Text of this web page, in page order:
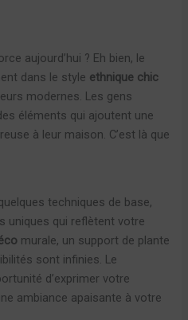
aujourd’hui ? Eh bien, le
dans le style ethnique chic
modernes. Les gens
éléments qui ajoutent une
à leur maison. C’est là que
techniques de base,
uniques qui reflètent votre
murale, un support de plante
sont infinies. Le
d’exprimer votre
ambiance apaisante à votre